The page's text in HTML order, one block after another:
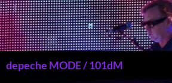
Przejdź
do
treści
depeche MODE / 101dM